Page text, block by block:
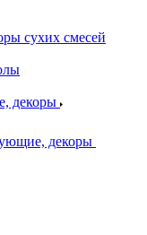
сухих смесей
декоры
декоры